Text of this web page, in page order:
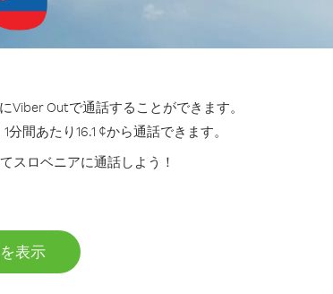
Outで通話することができます。
間あたり16.1 ¢から通話できます。
スロベニアに通話しよう！
表示